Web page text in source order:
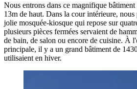
Nous entrons dans ce magnifique
13m de haut. Dans la cour intérieure,
jolie mosquée-kiosque qui repose sur
plusieurs pièces fermées servaient de
de bain, de salon ou encore de cuisine. À
principale, il y a un grand bâtiment de
utilisaient en hiver.